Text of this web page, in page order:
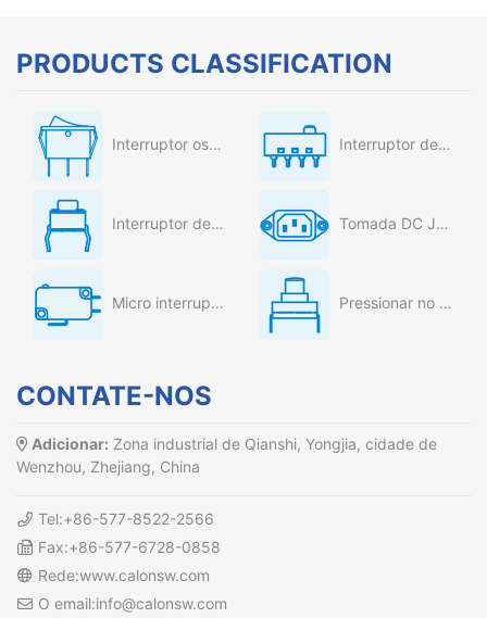
PRODUCTS CLASSIFICATION
Interruptor oscilante Interruptor deslizante
Interruptor de tato Tomada DC Jack AC
Micro interruptor Pressionar no interruptor
CONTATE-NOS
Adicionar: Zona industrial de Qianshi, Yongjia, cidade de
Wenzhou, Zhejiang, China
Tel:+86-577-8522-2566
Fax:+86-577-6728-0858
Rede:www.calonsw.com
O email:info@calonsw.com